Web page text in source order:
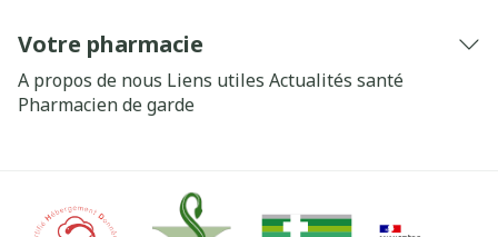
Votre pharmacie
A propos de nous Liens utiles Actualités santé
Pharmacien de garde